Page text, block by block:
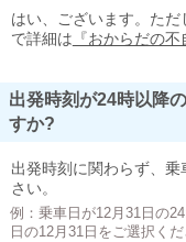
はい、ございます。た
で詳細は 『おからだの不
出発時刻が24時以降
すか?
出発時刻に関わらず、
さい。
例：乗車日が12月31日の
日の12月31日をご選択くだ